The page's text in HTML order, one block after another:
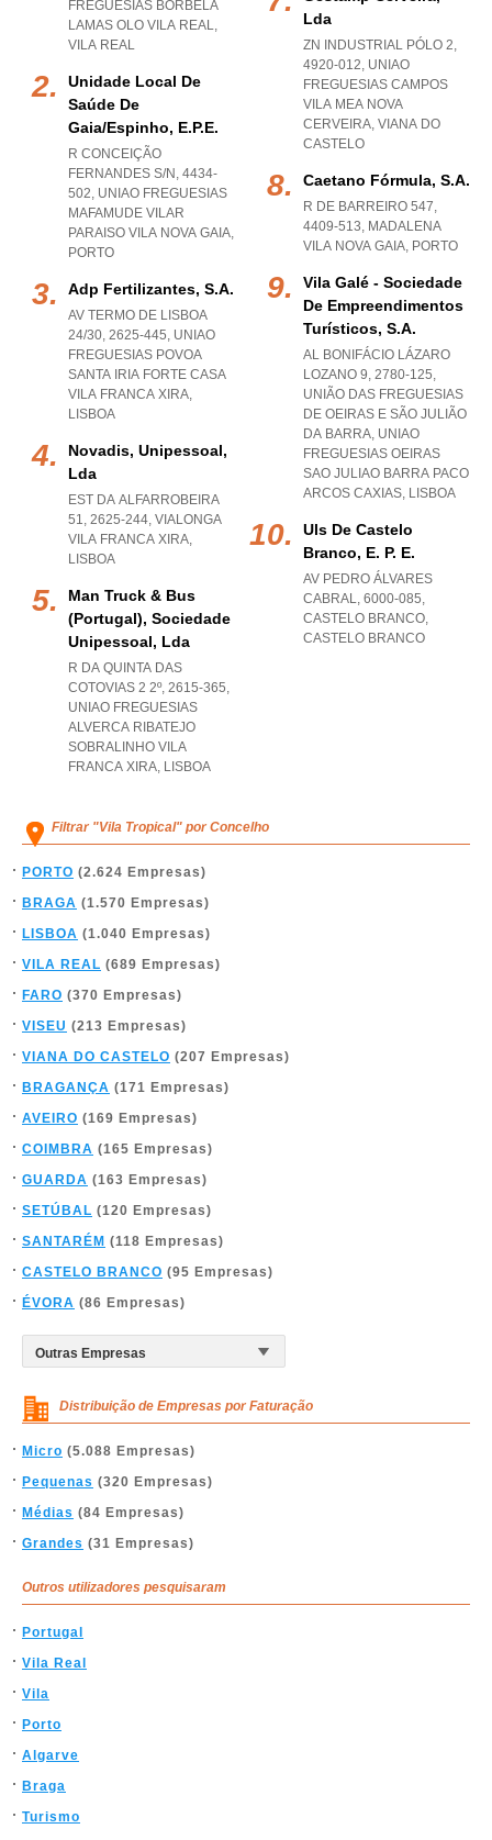
FREGUESIAS BORBELA
LAMAS OLO VILA REAL,
VILA REAL
Unidade Local De
Saúde De
Gaia/espinho, E.p.e.
R CONCEIÇÃO
FERNANDES S/N, 4434-
502, UNIAO FREGUESIAS
MAFAMUDE VILAR
PARAISO VILA NOVA GAIA,
PORTO
Adp Fertilizantes, S.a.
AV TERMO DE LISBOA
24/30, 2625-445, UNIAO
FREGUESIAS POVOA
SANTA IRIA FORTE CASA
VILA FRANCA XIRA,
LISBOA
Novadis, Unipessoal,
Lda
EST DA ALFARROBEIRA
51, 2625-244, VIALONGA
VILA FRANCA XIRA,
LISBOA
Man Truck & Bus
(portugal), Sociedade
Unipessoal, Lda
R DA QUINTA DAS
COTOVIAS 2 2º, 2615-365,
UNIAO FREGUESIAS
ALVERCA RIBATEJO
SOBRALINHO VILA
FRANCA XIRA, LISBOA
Lda
ZN INDUSTRIAL PÓLO 2,
4920-012, UNIAO
FREGUESIAS CAMPOS
VILA MEA NOVA
CERVEIRA, VIANA DO
CASTELO
Caetano Fórmula, S.a.
R DE BARREIRO 547,
4409-513, MADALENA
VILA NOVA GAIA, PORTO
Vila Galé - Sociedade
De Empreendimentos
Turísticos, S.a.
AL BONIFÁCIO LÁZARO
LOZANO 9, 2780-125,
UNIÃO DAS FREGUESIAS
DE OEIRAS E SÃO JULIÃO
DA BARRA, UNIAO
FREGUESIAS OEIRAS
SAO JULIAO BARRA PACO
ARCOS CAXIAS, LISBOA
Uls De Castelo
Branco, E. P. E.
AV PEDRO ÁLVARES
CABRAL, 6000-085,
CASTELO BRANCO,
CASTELO BRANCO
Filtrar "Vila Tropical" por Concelho
PORTO (2.624 Empresas)
BRAGA (1.570 Empresas)
LISBOA (1.040 Empresas)
VILA REAL (689 Empresas)
FARO (370 Empresas)
VISEU (213 Empresas)
VIANA DO CASTELO (207 Empresas)
BRAGANÇA (171 Empresas)
AVEIRO (169 Empresas)
COIMBRA (165 Empresas)
GUARDA (163 Empresas)
SETÚBAL (120 Empresas)
SANTARÉM (118 Empresas)
CASTELO BRANCO (95 Empresas)
ÉVORA (86 Empresas)
Distribuição de Empresas por Faturação
Micro (5.088 Empresas)
Pequenas (320 Empresas)
Médias (84 Empresas)
Grandes (31 Empresas)
Outros utilizadores pesquisaram
Portugal
Vila Real
Vila
Porto
Algarve
Braga
Turismo